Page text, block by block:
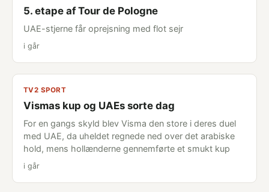
5. etape af Tour de Pologne
UAE-stjerne får oprejsning med flot sejr
i går
TV2 SPORT
Vismas kup og UAEs sorte dag
For en gangs skyld blev Visma den store i deres duel
med UAE, da uheldet regnede ned over det arabiske
hold, mens hollænderne gennemførte et smukt kup
i går